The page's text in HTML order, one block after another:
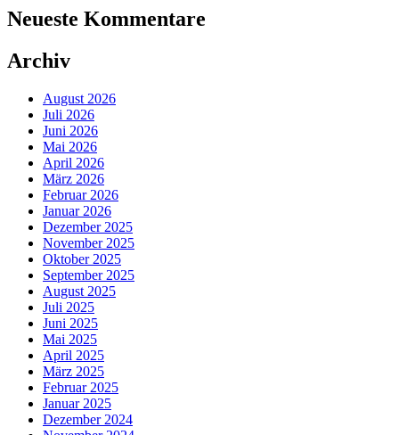
Neueste Kommentare
Archiv
August 2026
Juli 2026
Juni 2026
Mai 2026
April 2026
März 2026
Februar 2026
Januar 2026
Dezember 2025
November 2025
Oktober 2025
September 2025
August 2025
Juli 2025
Juni 2025
Mai 2025
April 2025
März 2025
Februar 2025
Januar 2025
Dezember 2024